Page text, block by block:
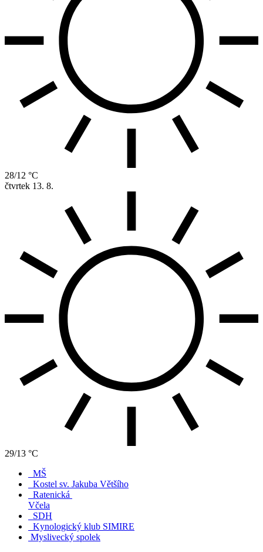
28/12 °C
čtvrtek 13. 8.
29/13 °C
MŠ
Kostel sv. Jakuba Většího
Ratenická
Včela
SDH
Kynologický klub SIMIRE
Myslivecký spolek